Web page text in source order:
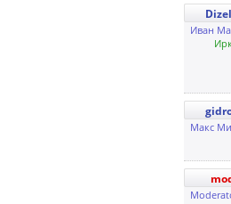
Dizel
Иван
Макс